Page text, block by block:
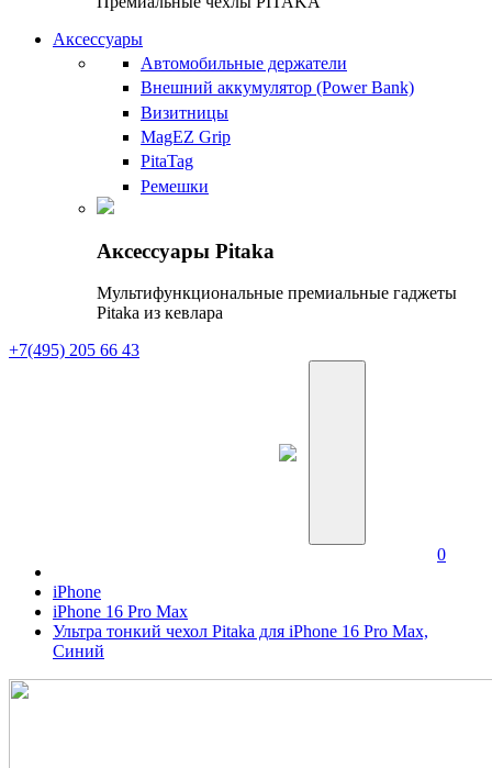
Аксессуары
Автомобильные держатели
Внешний аккумулятор (Power Bank)
Визитницы
MagEZ Grip
PitaTag
Ремешки
Аксессуары Pitaka
Мультифункциональные премиальные гаджеты
Pitaka из кевлара
+7(495) 205 66 43
0
iPhone
iPhone 16 Pro Max
Ультра тонкий чехол Pitaka для iPhone 16 Pro Max,
Синий